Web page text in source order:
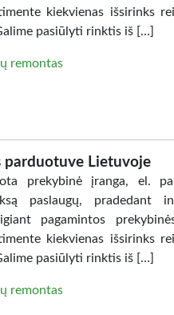
kiekvienas išsirinks
pasiūlyti rinktis iš […]
remontas
parduotuve Lietuvoje
prekybinė įranga, el.
paslaugų, pradedant
pagamintos
kiekvienas išsirinks
pasiūlyti rinktis iš […]
remontas